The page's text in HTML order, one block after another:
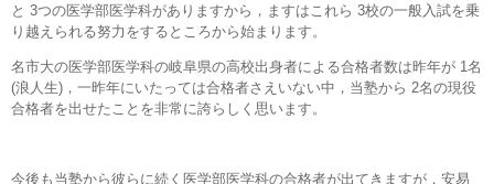
と 3つの医学部医学科がありますから，ますはこれら 3校の一般入試を乗
り越えられる努力をするところから始まります。
名市大の医学部医学科の岐阜県の高校出身者による合格者数は昨年が 1名
(浪人生)，一昨年にいたっては合格者さえいない中，当塾から 2名の現役
合格者を出せたことを非常に誇らしく思います。
今後も当塾から彼らに続く医学部医学科の合格者が出てきますが，安易